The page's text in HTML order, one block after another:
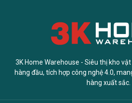
3K Home Warehouse - Siêu thị kho
hàng đầu, tích hợp công nghệ 4.0,
hàng xuất sắc.